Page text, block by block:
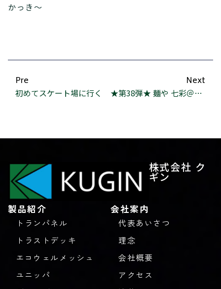
かっき～
Pre
初めてスケート場に行く
Next
★第38弾★ 麺や 七彩＠八丁堀他 喜多方系多し
株式会社 ク
ギン
製品紹介
トランパネル
トラストデッキ
エコウェルメッシュ
ユニッパ
会社案内
代表あいさつ
理念
会社概要
アクセス